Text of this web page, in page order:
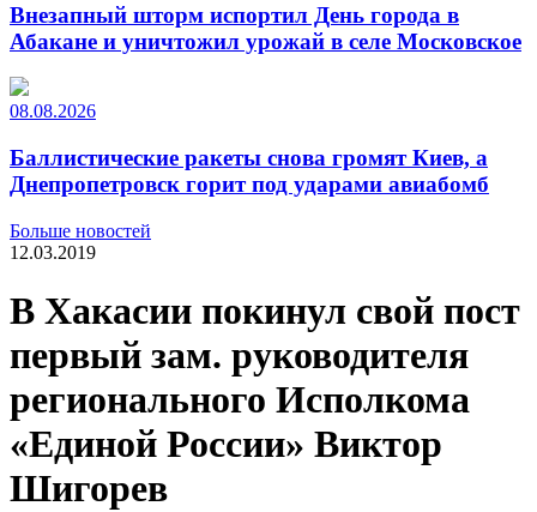
Внезапный шторм испортил День города в
Абакане и уничтожил урожай в селе Московское
08.08.2026
Баллистические ракеты снова громят Киев, а
Днепропетровск горит под ударами авиабомб
Больше новостей
12.03.2019
В Хакасии покинул свой пост
первый зам. руководителя
регионального Исполкома
«Единой России» Виктор
Шигорев